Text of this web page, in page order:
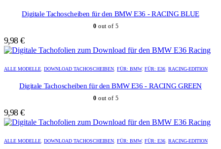
Digitale Tachoscheiben für den BMW E36 - RACING BLUE
0 out of 5
9,98 €
ALLE MODELLE DOWNLOAD TACHOSCHEIBEN FÜR: BMW, FÜR: E36 RACING-EDITION
Digitale Tachoscheiben für den BMW E36 - RACING GREEN
0 out of 5
9,98 €
ALLE MODELLE DOWNLOAD TACHOSCHEIBEN FÜR: BMW, FÜR: E36 RACING-EDITION